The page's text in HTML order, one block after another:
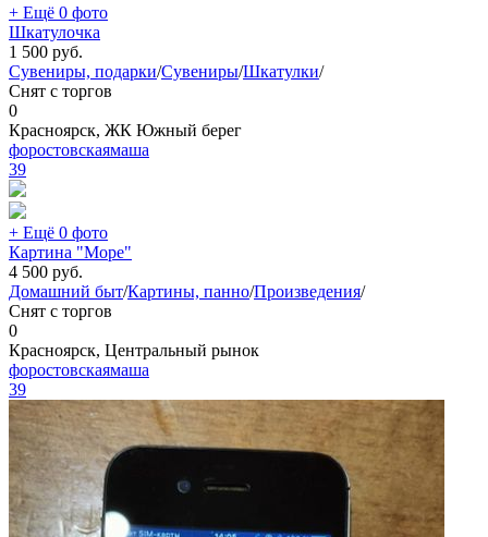
+ Ещё 0 фото
Шкатулочка
1 500 руб.
Сувениры, подарки/Сувениры/Шкатулки/
Снят с торгов
0
Красноярск, ЖК Южный берег
форостовскаямаша
39
+ Ещё 0 фото
Картина "Море"
4 500 руб.
Домашний быт/Картины, панно/Произведения/
Снят с торгов
0
Красноярск, Центральный рынок
форостовскаямаша
39